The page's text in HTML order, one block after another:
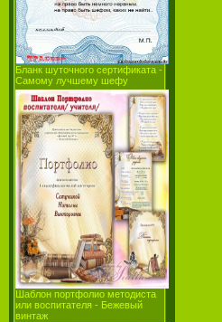
Бланк шуточного сертификата -
Самому лучшему шефу
Шаблон портфолио методиста
или воспитателя - Бежевый
винтаж